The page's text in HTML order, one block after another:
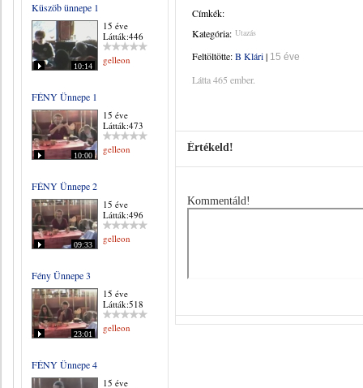
Küszöb ünnepe 1
10:14
15 éve
Látták:446
gelleon
FÉNY Ünnepe 1
10:00
15 éve
Látták:473
gelleon
FÉNY Ünnepe 2
09:33
15 éve
Látták:496
gelleon
Fény Ünnepe 3
23:01
15 éve
Látták:518
gelleon
FÉNY Ünnepe 4
15 éve
Címkék:
Kategória: Utazás
Feltöltötte:B Klári| 15 éve
Látta 465 ember.
Értékeld!
Kommentáld!